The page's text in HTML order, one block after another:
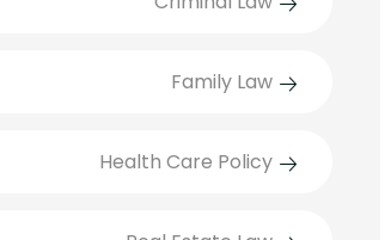
Family Law
Health Care Policy